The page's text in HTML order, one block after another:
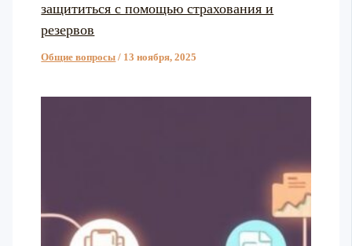
защититься с помощью страхования и
резервов
Общие вопросы / 13 ноября, 2025